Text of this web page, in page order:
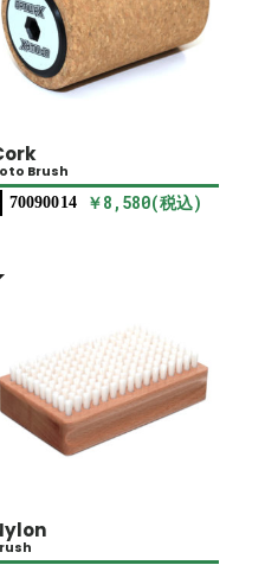
Brush
70090014
￥8,580(税込)